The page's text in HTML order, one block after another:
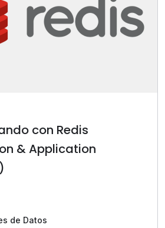
con Redis
& Application
de Datos